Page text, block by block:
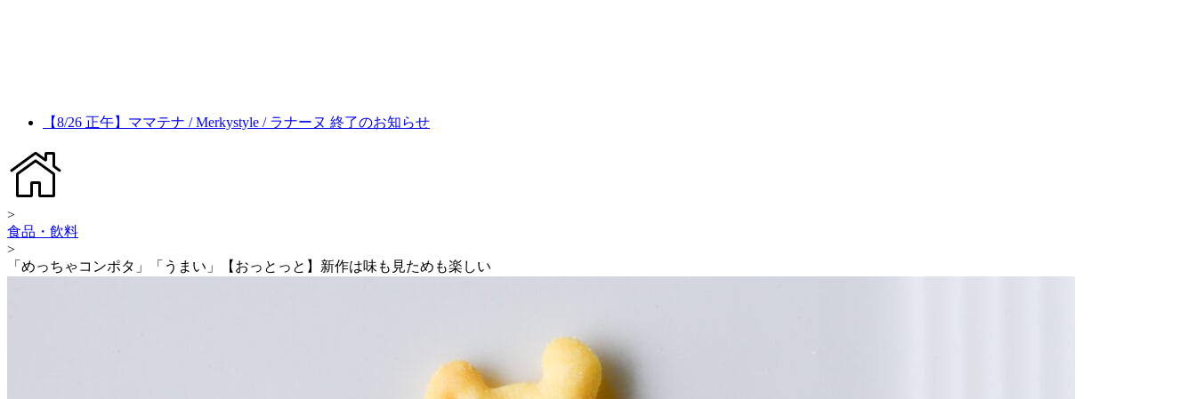
【8/26 正午】ママテナ / Merkystyle / ラナーヌ 終了のお知らせ
>
食品・飲料
>
「めっちゃコンポタ」「うまい」【おっとっと】新作は味も見ためも楽しい